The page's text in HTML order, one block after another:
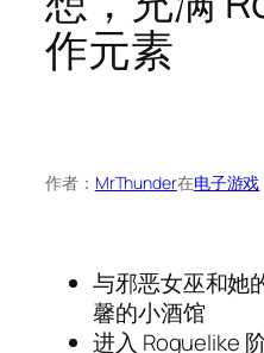
作元素
作者： MrThunder在电子游戏
与邪恶女巫和她
馨的小酒馆
进入 Roguelike